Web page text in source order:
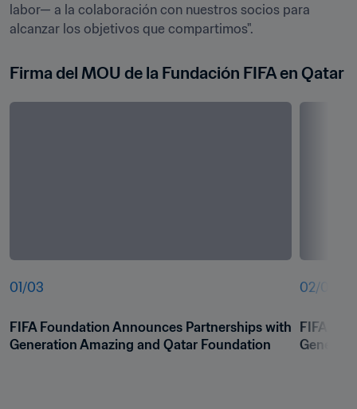
labor— a la colaboración con nuestros socios para
alcanzar los objetivos que compartimos".
Firma del MOU de la Fundación FIFA en Qatar
01 /03
FIFA Foundation Announces Partnerships with
Generation Amazing and Qatar Foundation
02/03
FIFA